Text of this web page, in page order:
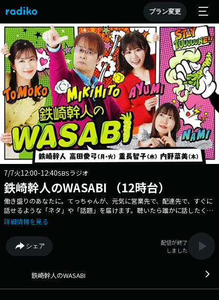
プラン変更
7/7火12:00-12:40SBSラジオ
鉄崎幹人のWASABI （12時台）
働き盛りのあなたに。てっちゃんが、元気に営業先で、配達先で、すぐに
話せるような「ネタ」や「話題」を届けます。聴いたら誰かに話したくな
る、話さずにはいられない！お昼は少しゆったりと、音楽＆トークを楽し
詳細情報を見る
シェア
配信が終了
しました
鉄崎幹人のWASABI